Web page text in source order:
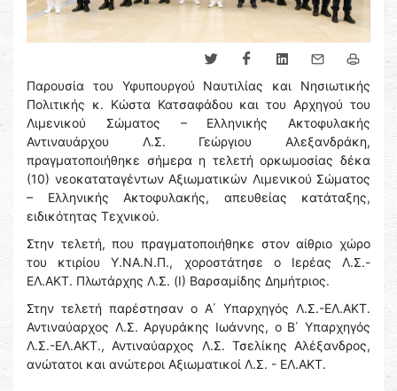
Παρουσία του Υφυπουργού Ναυτιλίας και Νησιωτικής
Πολιτικής κ. Κώστα Κατσαφάδου και του Αρχηγού του
Λιμενικού Σώματος – Ελληνικής Ακτοφυλακής
Αντιναυάρχου Λ.Σ. Γεώργιου Αλεξανδράκη,
πραγματοποιήθηκε σήμερα η τελετή ορκωμοσίας δέκα
(10) νεοκαταταγέντων Αξιωματικών Λιμενικού Σώματος
– Ελληνικής Ακτοφυλακής, απευθείας κατάταξης,
ειδικότητας Τεχνικού.
Στην τελετή, που πραγματοποιήθηκε στον αίθριο χώρο
του κτιρίου Υ.ΝΑ.Ν.Π., χοροστάτησε ο Ιερέας Λ.Σ.-
ΕΛ.ΑΚΤ. Πλωτάρχης Λ.Σ. (Ι) Βαρσαμίδης Δημήτριος.
Στην τελετή παρέστησαν ο Α΄ Υπαρχηγός Λ.Σ.-ΕΛ.ΑΚΤ.
Αντιναύαρχος Λ.Σ. Αργυράκης Ιωάννης, ο Β΄ Υπαρχηγός
Λ.Σ.-ΕΛ.ΑΚΤ., Αντιναύαρχος Λ.Σ. Τσελίκης Αλέξανδρος,
ανώτατοι και ανώτεροι Αξιωματικοί Λ.Σ. - ΕΛ.ΑΚΤ.